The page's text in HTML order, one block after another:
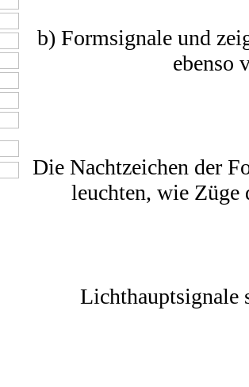
b) Formsignale und
ebenso
Die Nachtzeichen der
leuchten, wie Züge
Lichthauptsignale